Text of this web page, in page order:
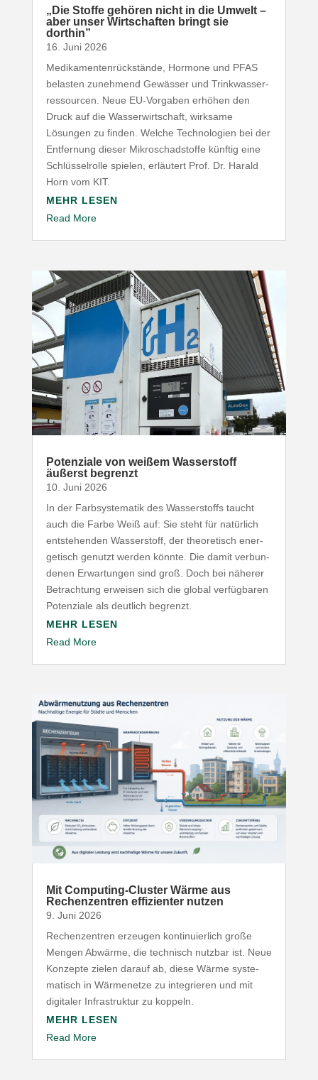
„ Die Stoffe gehören nicht in die Umwelt –
aber unser Wirt­schaften bringt sie
dorthin”
16. Juni 2026
Medi­ka­men­ten­rück­stände, Hormone und PFAS
belasten zunehmend Gewässer und Trink­was­ser­
res­sourcen. Neue EU-​Vorgaben erhöhen den
Druck auf die Wasser­wirt­schaft, wirksame
Lösungen zu finden. Welche Tech­no­logien bei der
Entfernung dieser Mikro­schad­stoffe künftig eine
Schlüs­sel­rolle spielen, erläutert Prof. Dr. Harald
Horn vom KIT.
MEHR LESEN
Read More
Poten­ziale von weißem Wasser­stoff
äußerst begrenzt
10. Juni 2026
In der Farb­sys­te­matik des Wasser­stoffs taucht
auch die Farbe Weiß auf: Sie steht für natürlich
entste­henden Wasser­stoff, der theo­re­tisch ener­
ge­tisch genutzt werden könnte. Die damit verbun­
denen Erwar­tungen sind groß. Doch bei näherer
Betrachtung erweisen sich die global verfüg­baren
Poten­ziale als deutlich begrenzt.
MEHR LESEN
Read More
Mit Computing-​Cluster Wärme aus
Rechen­zentren effi­zi­enter nutzen
9. Juni 2026
Rechen­zentren erzeugen konti­nu­ierlich große
Mengen Abwärme, die technisch nutzbar ist. Neue
Konzepte zielen darauf ab, diese Wärme syste­
ma­tisch in Wärme­netze zu inte­grieren und mit
digitaler Infra­struktur zu koppeln.
MEHR LESEN
Read More